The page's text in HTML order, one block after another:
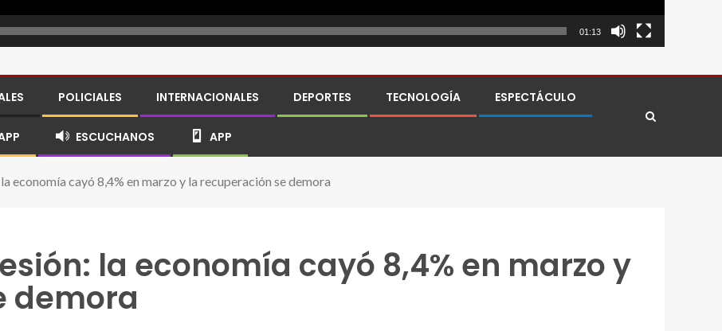
01:13
POLICIALES INTERNACIONALES DEPORTES TECNOLOGÍA ESPECTÁCULO
ESCUCHANOS APP
economía cayó 8,4% en marzo y la recuperación se demora
la economía cayó 8,4% en marzo y
demora